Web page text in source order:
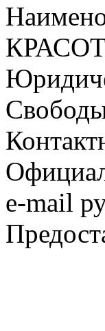
e-mail